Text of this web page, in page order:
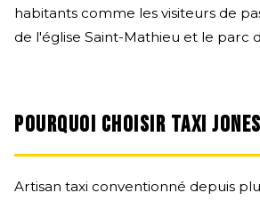
habitants comme les visiteurs de
de l'église Saint-Mathieu et le parc
POURQUOI CHOISIR TAXI
Artisan taxi conventionné depuis